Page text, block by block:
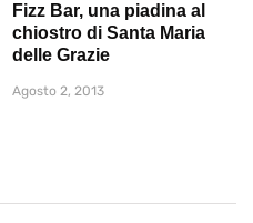
Fizz Bar, una piadina al
chiostro di Santa Maria
delle Grazie
Agosto 2, 2013